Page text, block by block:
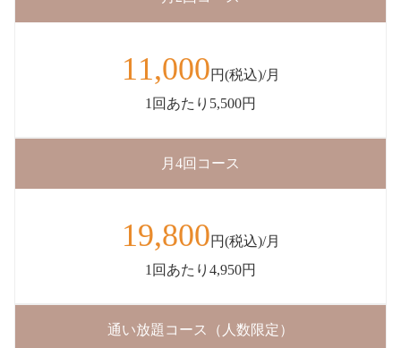
11,000円(税込)/月
1回あたり5,500円
月4回コース
19,800円(税込)/月
1回あたり4,950円
通い放題コース（人数限定）